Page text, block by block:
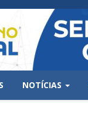
NOTÍCIAS